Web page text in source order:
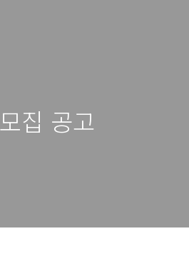
집 공고